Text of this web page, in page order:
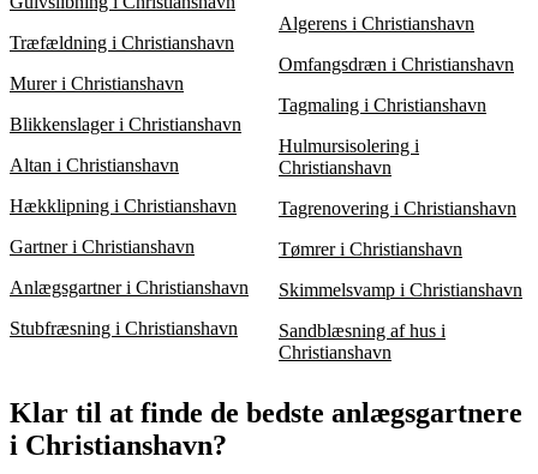
Træfældning i Christianshavn
Murer i Christianshavn
Blikkenslager i Christianshavn
Altan i Christianshavn
Hækklipning i Christianshavn
Gartner i Christianshavn
Anlægsgartner i Christianshavn
Stubfræsning i Christianshavn
Algerens i Christianshavn
Omfangsdræn i Christianshavn
Tagmaling i Christianshavn
Hulmursisolering i
Christianshavn
Tagrenovering i Christianshavn
Tømrer i Christianshavn
Skimmelsvamp i Christianshavn
Sandblæsning af hus i
Christianshavn
Klar til at finde de bedste anlægsgartnere
i Christianshavn?